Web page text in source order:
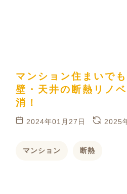
マンション住まいで
壁・天井の断熱リノ
消！
2024年01月27日 2025
マンション 断熱